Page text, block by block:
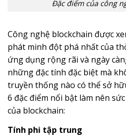
Đặc điểm của công
Công nghệ blockchain được
phát minh đột phá nhất của
ứng dụng rộng rãi và ngày
những đặc tính đặc biệt mà
truyền thống nào có thể sở
6 đặc điểm nổi bật làm nên
của blockchain:
Tính phi tập trung